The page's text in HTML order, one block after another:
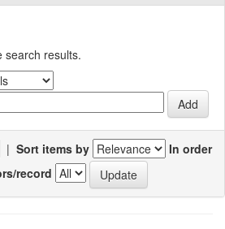
search results.
| Sort items by
In order
record